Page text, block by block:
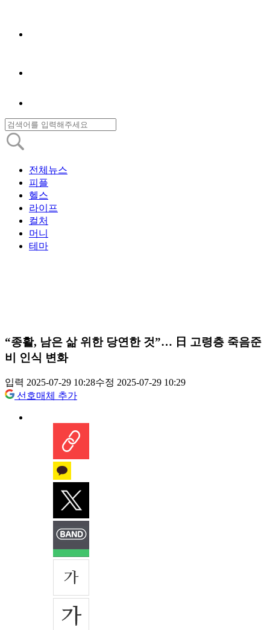
전체뉴스
피플
헬스
라이프
컬처
머니
테마
“종활, 남은 삶 위한 당연한 것”… 日 고령층 죽음준
비 인식 변화
입력 2025-07-29 10:28수정 2025-07-29 10:29
선호매체 추가